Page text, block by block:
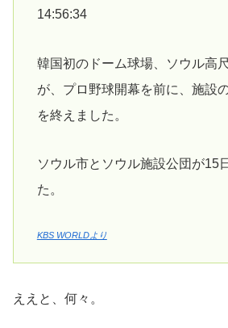
14:56:34
韓国初のドーム球場、ソウル高
が、プロ野球開幕を前に、施設
を終えました。
ソウル市とソウル施設公団が15
た。
KBS WORLDより
ええと、何々。